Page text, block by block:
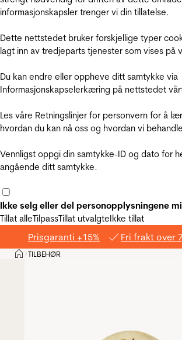
informasjonskapsler trenger vi din tillatelse.
Dette nettstedet bruker forskjellige typer
lagt inn av tredjeparts tjenester som vises på
Du kan endre eller oppheve ditt samtykke via
Informasjonskapselerkæring på nettstedet
Les våre Retningslinjer for personvern for å
hvordan du kan nå oss og hvordan vi
Vennligst oppgi din samtykke-ID og dato for
angående ditt samtykke.
Ikke selg eller del personopplysningene
Tillat alleTilpassTillat utvalgteIkke tillat
Prisgaranti +15% Fri frakt over
Hjem
>TILBEHØR